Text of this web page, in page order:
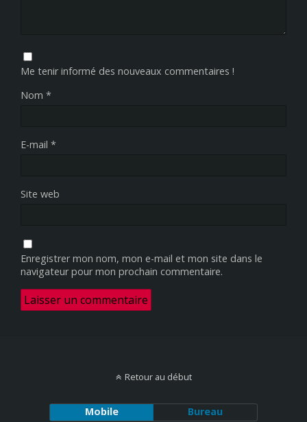
Me tenir informé des nouveaux commentaires !
Nom *
E-mail *
Site web
Enregistrer mon nom, mon e-mail et mon site dans le
navigateur pour mon prochain commentaire.
Retour au début
Mobile Bureau